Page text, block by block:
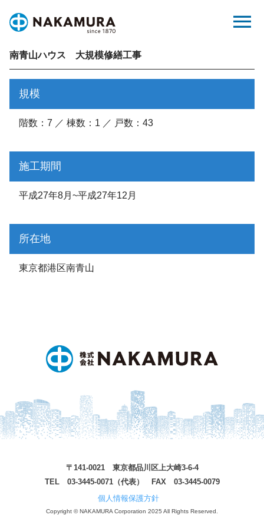
content
menu
南青山ハウス 大規模修繕工事
規模
階数：7 ／ 棟数：1 ／ 戸数：43
施工期間
平成27年8月~平成27年12月
所在地
東京都港区南青山
〒141-0021 東京都品川区上大崎3-6-4
TEL 03-3445-0071（代表） FAX 03-3445-0079
個人情報保護方針
Copyright © NAKAMURA Corporation 2025 All Rights Reserved.